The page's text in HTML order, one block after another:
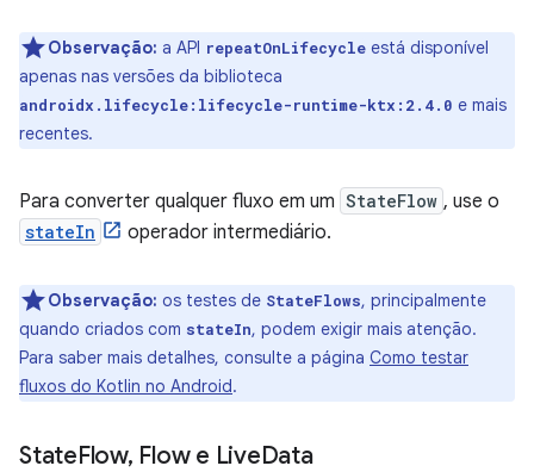
Observação: a API repeatOnLifecycle está disponível
apenas nas versões da biblioteca
androidx.lifecycle:lifecycle-runtime-ktx:2.4.0 e mais
recentes.
Para converter qualquer fluxo em um StateFlow , use o
stateIn operador intermediário.
Observação: os testes de StateFlows, principalmente
quando criados com stateIn, podem exigir mais atenção.
Para saber mais detalhes, consulte a página Como testar
fluxos do Kotlin no Android.
StateFlow, Flow e LiveData